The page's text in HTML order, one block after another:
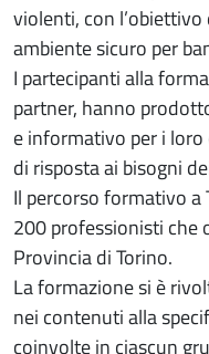
violenti, con
ambiente sicuro per
I partecipanti alla
partner, hanno
e informativo per i
di risposta ai bisogni
Il percorso formativo
200 professionisti che
Provincia di Torino.
La formazione si è
nei contenuti alla
coinvolte in ciascun